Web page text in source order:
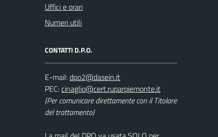
Uffici e orari
Numeri utili
CONTATTI D.P.O.
E-mail:
PEC:
(Per comunicare direttamente con il Titolare
del trattamento)